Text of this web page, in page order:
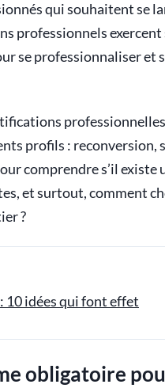
qui souhaitent se
professionnels
se professionnaliser et
profils :
comprendre s’il
et surtout, comment
?
10 idées qui font effet
obligatoire